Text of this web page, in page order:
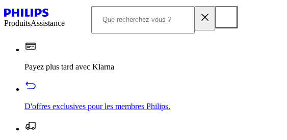
ProduitsAssistance
Payez plus tard avec Klarna
D'offres exclusives pour les membres Philips.